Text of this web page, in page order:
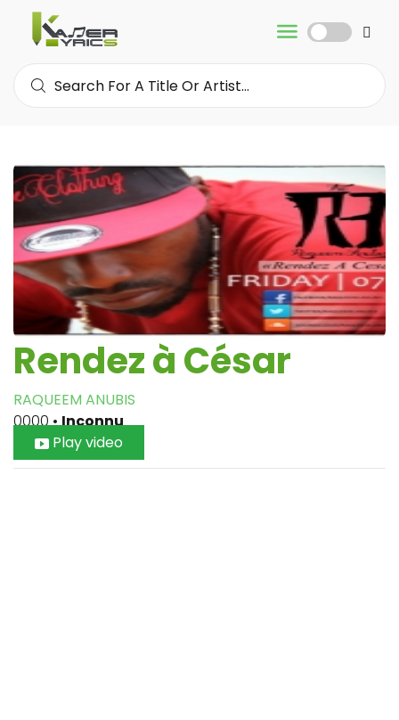
Rendez à César
RAQUEEM ANUBIS
0000•Inconnu
Play video